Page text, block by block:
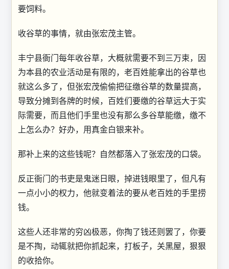
要饲料。
收谷草的事情，就由张宏茂主管。
丰宁县衙门每年收谷草，大概就需要不到三万束，因
为本县的农业活动是有限的，老百姓能拿出的谷草也
就这么多了，但张宏茂偷偷把征缴谷草的数量提高，
导致分摊到各牌的时候，百姓们要缴的谷草远大于实
际需要，而且他们手里也没有那么多谷草能缴，缴不
上怎么办？好办，用真金白银来补。
那补上来的这些钱呢？自然都落入了张宏茂的口袋。
反正衙门的书吏是鬼迷日眼，掉进钱眼里了，但凡有
一点小小的权力，他就变着法的要从老百姓的手里捞
钱。
这些人还非常的穷凶极恶，你掏了钱还则罢了，你要
是不掏，动辄就把你抓起来，打板子，关黑屋，狠狠
的收拾你。